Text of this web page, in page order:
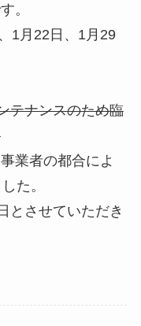
。
1月22日、1月29
テナンスのため臨
業者の都合によ
た。
とさせていただき